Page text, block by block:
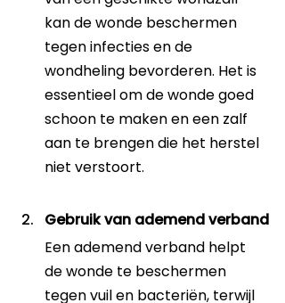
kan de wonde beschermen
tegen infecties en de
wondheling bevorderen. Het is
essentieel om de wonde goed
schoon te maken en een zalf
aan te brengen die het herstel
niet verstoort.
Gebruik van ademend verband
Een ademend verband helpt
de wonde te beschermen
tegen vuil en bacteriën, terwijl